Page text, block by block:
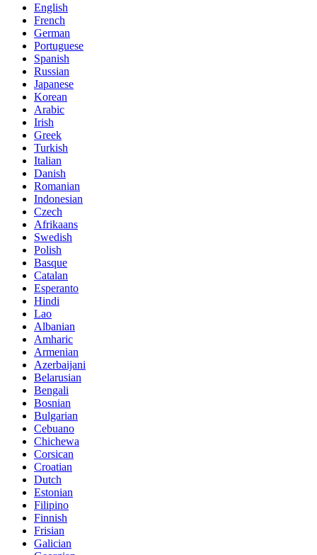
English
French
German
Portuguese
Spanish
Russian
Japanese
Korean
Arabic
Irish
Greek
Turkish
Italian
Danish
Romanian
Indonesian
Czech
Afrikaans
Swedish
Polish
Basque
Catalan
Esperanto
Hindi
Lao
Albanian
Amharic
Armenian
Azerbaijani
Belarusian
Bengali
Bosnian
Bulgarian
Cebuano
Chichewa
Corsican
Croatian
Dutch
Estonian
Filipino
Finnish
Frisian
Galician